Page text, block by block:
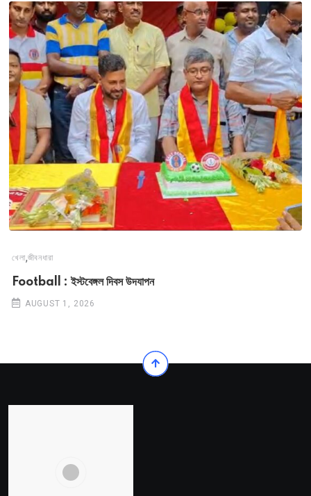
খেলা,জীবনধারা
Football : ইস্টবেঙ্গল দিবস উদযাপন
AUGUST 1, 2026